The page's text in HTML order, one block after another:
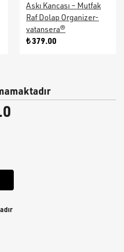
Askı Kancası – Mutfak
Raf Dolap Organizer-
vatansera®
₺ 379.00